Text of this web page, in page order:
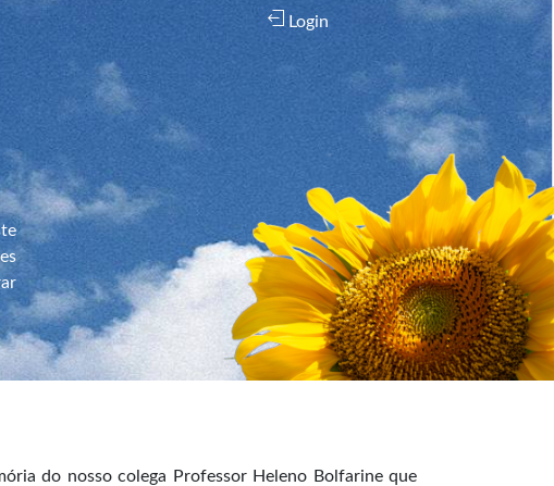
Login
do nosso colega Professor Heleno Bolfarine que